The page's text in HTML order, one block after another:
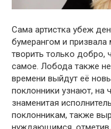
Сама артистка убеж
бумерангом и
творить только
самое. Лобода также
времени выйдут её
поклонники узнают, на
знаменитая
поклонникам, также